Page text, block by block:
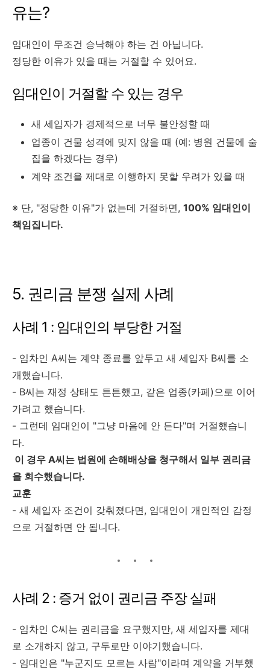
유는?
임대인이 무조건 승낙해야 하는 건 아닙니다.
정당한 이유가 있을 때는 거절할 수 있어요.
임대인이 거절할 수 있는 경우
새 세입자가 경제적으로 너무 불안정할 때
업종이 건물 성격에 맞지 않을 때 (예: 병원 건물에 술
집을 하겠다는 경우)
계약 조건을 제대로 이행하지 못할 우려가 있을 때
※ 단, "정당한 이유"가 없는데 거절하면, 100% 임대인이
책임집니다.
5. 권리금 분쟁 실제 사례
사례 1 : 임대인의 부당한 거절
- 임차인 A씨는 계약 종료를 앞두고 새 세입자 B씨를 소
개했습니다.
- B씨는 재정 상태도 튼튼했고, 같은 업종(카페)으로 이어
가려고 했습니다.
- 그런데 임대인이 "그냥 마음에 안 든다"며 거절했습니
다.
이 경우 A씨는 법원에 손해배상을 청구해서 일부 권리금
을 회수했습니다.
교훈
- 새 세입자 조건이 갖춰졌다면, 임대인이 개인적인 감정
으로 거절하면 안 됩니다.
사례 2 : 증거 없이 권리금 주장 실패
- 임차인 C씨는 권리금을 요구했지만, 새 세입자를 제대
로 소개하지 않고, 구두로만 이야기했습니다.
- 임대인은 "누군지도 모르는 사람"이라며 계약을 거부했